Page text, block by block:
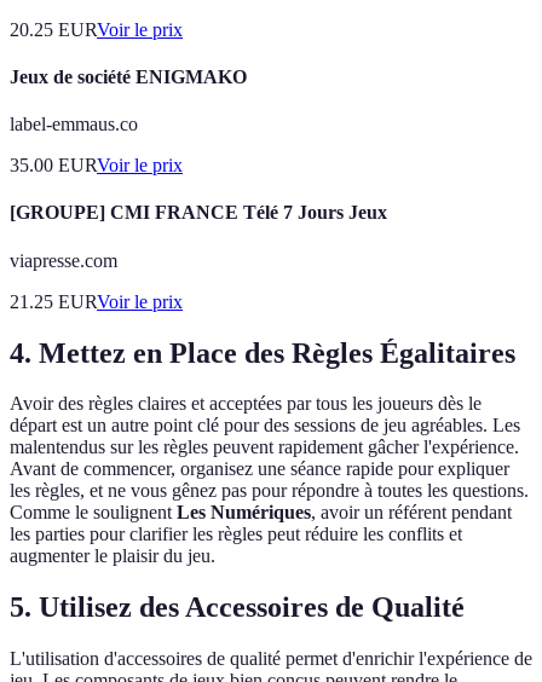
20.25 EURVoir le prix
Jeux de société ENIGMAKO
label-emmaus.co
35.00 EURVoir le prix
[GROUPE] CMI FRANCE Télé 7 Jours Jeux
viapresse.com
21.25 EURVoir le prix
4. Mettez en Place des Règles Égalitaires
Avoir des règles claires et acceptées par tous les joueurs dès le
départ est un autre point clé pour des sessions de jeu agréables. Les
malentendus sur les règles peuvent rapidement gâcher l'expérience.
Avant de commencer, organisez une séance rapide pour expliquer
les règles, et ne vous gênez pas pour répondre à toutes les questions.
Comme le soulignentLes Numériques, avoir un référent pendant
les parties pour clarifier les règles peut réduire les conflits et
augmenter le plaisir du jeu.
5. Utilisez des Accessoires de Qualité
L'utilisation d'accessoires de qualité permet d'enrichir l'expérience de